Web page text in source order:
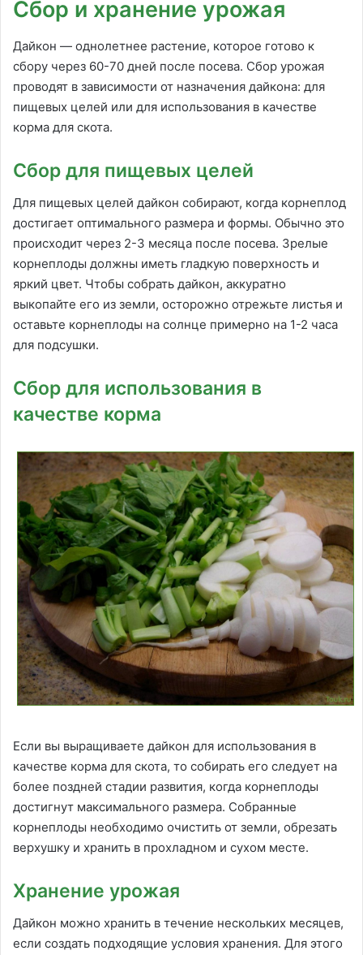
Сбор и хранение урожая
Дайкон — однолетнее растение, которое готово к
сбору через 60-70 дней после посева. Сбор урожая
проводят в зависимости от назначения дайкона: для
пищевых целей или для использования в качестве
корма для скота.
Сбор для пищевых целей
Для пищевых целей дайкон собирают, когда корнеплод
достигает оптимального размера и формы. Обычно это
происходит через 2-3 месяца после посева. Зрелые
корнеплоды должны иметь гладкую поверхность и
яркий цвет. Чтобы собрать дайкон, аккуратно
выкопайте его из земли, осторожно отрежьте листья и
оставьте корнеплоды на солнце примерно на 1-2 часа
для подсушки.
Сбор для использования в
качестве корма
Если вы выращиваете дайкон для использования в
качестве корма для скота, то собирать его следует на
более поздней стадии развития, когда корнеплоды
достигнут максимального размера. Собранные
корнеплоды необходимо очистить от земли, обрезать
верхушку и хранить в прохладном и сухом месте.
Хранение урожая
Дайкон можно хранить в течение нескольких месяцев,
если создать подходящие условия хранения. Для этого